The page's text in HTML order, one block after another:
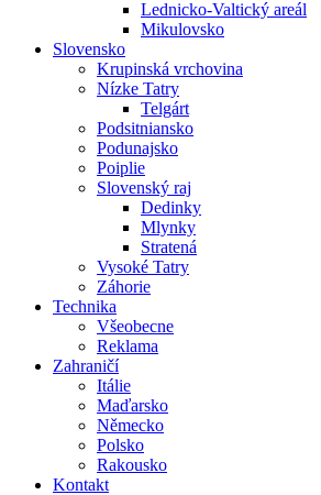
Lednicko-Valtický areál
Mikulovsko
Slovensko
Krupinská vrchovina
Nízke Tatry
Telgárt
Podsitniansko
Podunajsko
Poiplie
Slovenský raj
Dedinky
Mlynky
Stratená
Vysoké Tatry
Záhorie
Technika
Všeobecne
Reklama
Zahraničí
Itálie
Maďarsko
Německo
Polsko
Rakousko
Kontakt